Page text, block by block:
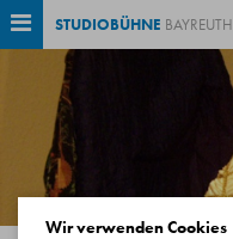
STUDIOBÜHNE BAYREUTH
Wir verwenden Cookies